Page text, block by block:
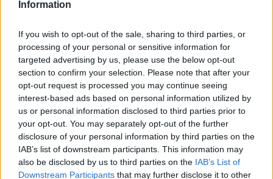
Information
If you wish to opt-out of the sale, sharing to third parties, or
processing of your personal or sensitive information for
targeted advertising by us, please use the below opt-out
section to confirm your selection. Please note that after your
opt-out request is processed you may continue seeing
interest-based ads based on personal information utilized by
us or personal information disclosed to third parties prior to
your opt-out. You may separately opt-out of the further
disclosure of your personal information by third parties on the
IAB’s list of downstream participants. This information may
also be disclosed by us to third parties on the IAB’s List of
Downstream Participants that may further disclose it to other
nuovi macchinari, impianti e attrezzature da parte delle
Ministero delle Imprese e del Made in Italy -
Dipartimento per le politiche per
3.601 euro
2025-05-06
Fondo di garanzia per le piccole e medie imprese
Banca del Mezzogiorno MedioCredito Centrale S.p.A.
37.328 euro
2025-04-23
Fondo di garanzia per le piccole e medie imprese
Banca del Mezzogiorno MedioCredito Centrale S.p.A.